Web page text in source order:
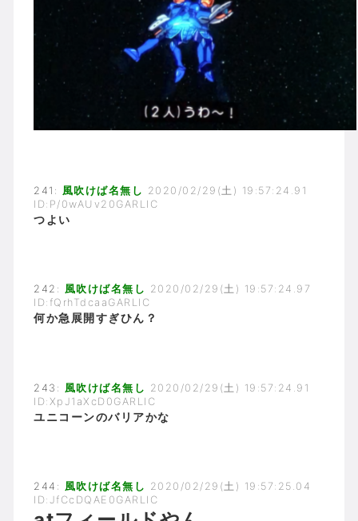
241: 風吹けば名無し 2020/02/29(土) 19:57:24.91
ID:P/0wAUv20GARLIC
つよい
242: 風吹けば名無し 2020/02/29(土) 19:57:24.97
ID:fQrhTdcaaGARLIC
何か急展開すぎひん？
243: 風吹けば名無し 2020/02/29(土) 19:57:24.91
ID:XpJ1aXcD0GARLIC
ユニコーンのバリアかな
244: 風吹けば名無し 2020/02/29(土) 19:57:25.04
ID:JfCcDQAE0GARLIC